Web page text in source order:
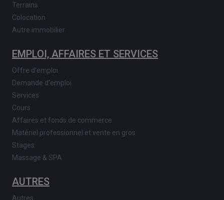
Terrains
Colocation
Autre immobilier
EMPLOI, AFFAIRES ET SERVICES
Offre d'emploi
Demande d'emploi
Services
Cours
Affaires et fonds de commerce
Matériel professionnel et vente en gros
Stages
Massage & SPA
AUTRES
Autres